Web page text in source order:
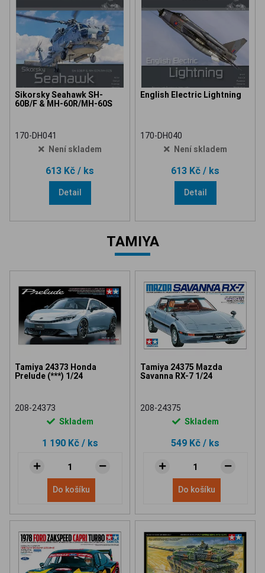
Sikorsky Seahawk SH-
60B/F & MH-60R/MH-60S
170-DH041
Není skladem
613 Kč / ks
Detail
English Electric Lightning
170-DH040
Není skladem
613 Kč / ks
Detail
TAMIYA
Tamiya 24373 Honda
Prelude (***) 1/24
208-24373
Skladem
1 190 Kč / ks
Do košíku
Tamiya 24375 Mazda
Savanna RX-7 1/24
208-24375
Skladem
549 Kč / ks
Do košíku